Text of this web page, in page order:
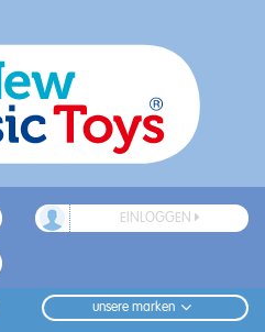
EINLOGGEN
unsere marken